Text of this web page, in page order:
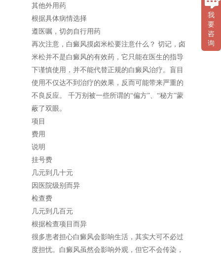
其他外用药
根据具体病情选择
遵医嘱，切勿自行用药
再次注意，白癜风摸卤米松要注意什么？ 切记，卤
米松并不是白癜风的有效药，它只能在医生的指导
下谨慎使用，并不能代替正规的白癜风治疗。盲目
使用不仅达不到治疗的效果，反而可能带来严重的
不良反应。 千万别被一些所谓的“偏方”、“秘方”蒙
蔽了双眼。
项目
费用
说明
挂号费
几元到几十元
因医院级别而异
检查费
几元到几百元
根据检查项目而异
很多患者担心白癜风会影响生活，其实大可不必过
度担忧。白癜风虽然会影响外观，但它不会传染，
我
要
咨
询